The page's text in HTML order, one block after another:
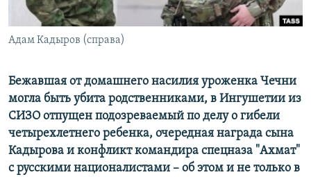
Все сайты РСЕ/РС
Адам Кадыров (справа)
Бежавшая от домашнего насилия уроженка Чечни
могла быть убита родственниками, в Ингушетии из
СИЗО отпущен подозреваемый по делу о гибели
четырехлетнего ребенка, очередная награда сына
Кадырова и конфликт командира спецназа "Ахмат"
с русскими националистами – об этом и не только в